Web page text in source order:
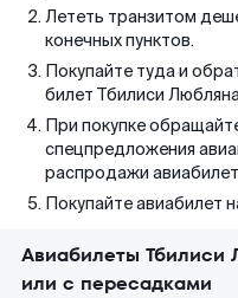
Лететь транзитом
конечных пунктов.
Покупайте туда и
билет Тбилиси
При покупке
спецпредложения
распродажи
Покупайте авиабилет
Авиабилеты
или с пересадками